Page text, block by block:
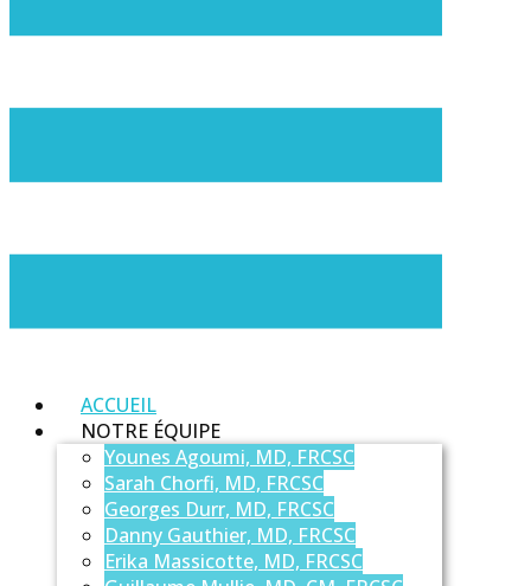
ACCUEIL
NOTRE ÉQUIPE
Younes Agoumi, MD, FRCSC
Sarah Chorfi, MD, FRCSC
Georges Durr, MD, FRCSC
Danny Gauthier, MD, FRCSC
Erika Massicotte, MD, FRCSC